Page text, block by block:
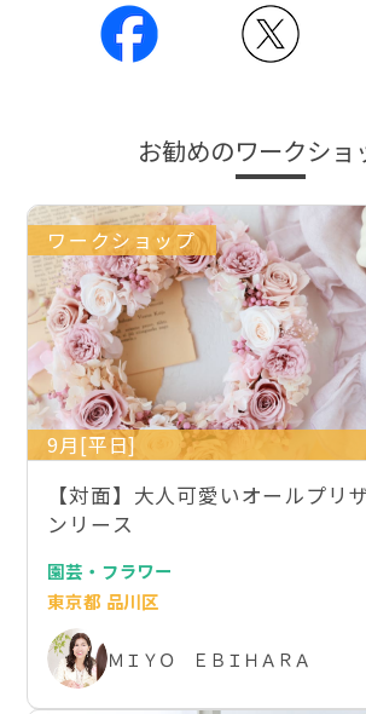
お勧めのワークショ
ワークショップ
9月[平日]
【対面】大人可愛いオールプリ
ンリース
園芸・フラワー
東京都 品川区
ＭＩＹＯ ＥＢＩＨＡＲＡ